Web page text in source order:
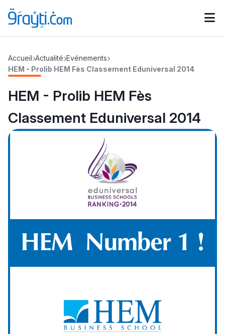
Catégories
d'actualités
Calendrier des concours
Accueil Actualité Evénements
HEM - Prolib HEM Fès Classement Eduniversal 2014
HEM - Prolib HEM Fès
Classement Eduniversal 2014